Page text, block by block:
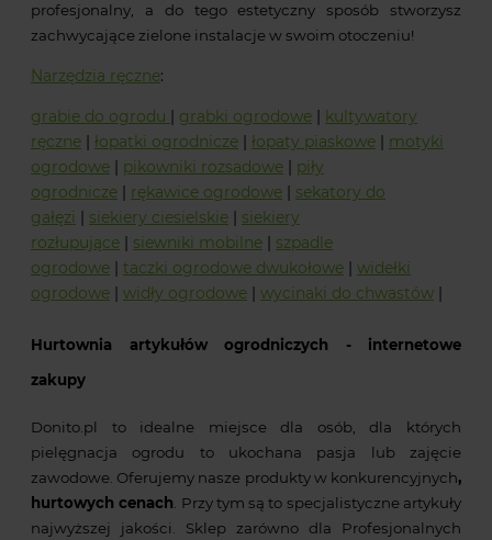
profesjonalny, a do tego estetyczny sposób stworzysz
zachwycające zielone instalacje w swoim otoczeniu!
Narzędzia ręczne:
grabie do ogrodu grabki ogrodowe
kultywatory
ręczne
łopatki ogrodnicze łopaty piaskowe
motyki
ogrodowe
pikowniki rozsadowe
piły
ogrodnicze
rękawice ogrodowe
sekatory do
gałęzi
siekiery ciesielskie
siekiery
rozłupujące
siewniki mobilne
szpadle
ogrodowe
taczki ogrodowe dwukołowe
widełki
ogrodowe
widły ogrodowe wycinaki do chwastów
Hurtownia artykułów ogrodniczych - internetowe
zakupy
Donito.pl to idealne miejsce dla osób, dla których
pielęgnacja ogrodu to ukochana pasja lub zajęcie
zawodowe. Oferujemy nasze produkty w konkurencyjnych,
hurtowych cenach . Przy tym są to specjalistyczne artykuły
najwyższej jakości. Sklep zarówno dla Profesjonalnych